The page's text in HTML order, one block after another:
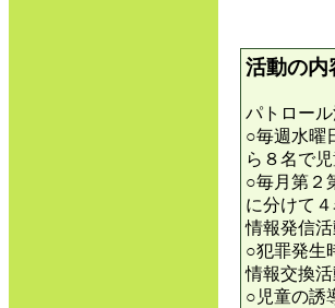
活動の内
パトロー
○毎週水曜
ら８名で
○毎月第２
に分けて
情報発信活
○犯罪発生
情報交換活
○児童の誘